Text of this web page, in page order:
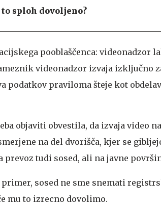
sploh dovoljeno?
pooblaščenca: videonadzor
videonadzor izvaja izključno
podatkov praviloma šteje kot
objaviti obvestila, da izvaja video
na del dvorišča, kjer se
prevoz tudi sosed, ali na javne
primer, sosed ne sme snemati
mu to izrecno dovolimo.